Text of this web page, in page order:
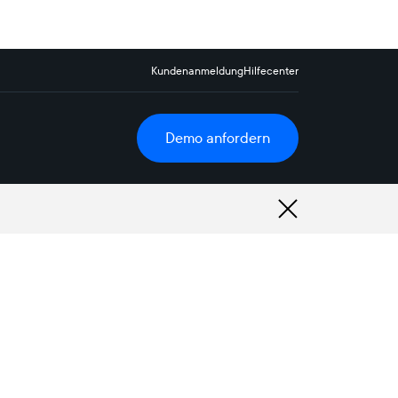
KundenanmeldungHilfecenter
Demo anfordern